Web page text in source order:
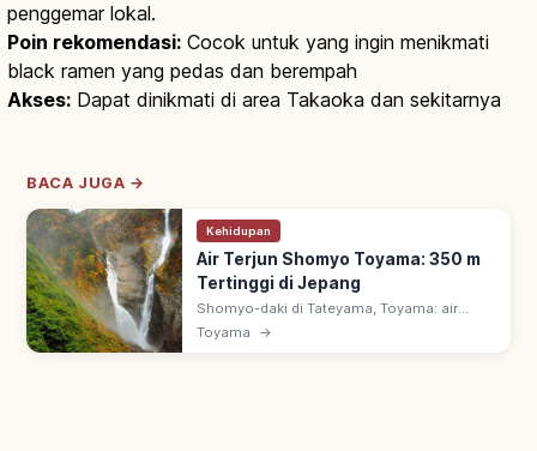
penggemar lokal.
Poin rekomendasi: Cocok untuk yang ingin menikmati
black ramen yang pedas dan berempah
Akses: Dapat dinikmati di area Takaoka dan sekitarnya
BACA JUGA →
Kehidupan
Air Terjun Shomyo Toyama: 350 m
Tertinggi di Jepang
Shomyo-daki di Tateyama, Toyama: air
terjun raksasa 350 m, tertinggi di Jepang.
Tempat pemandangan indah & monumen
Toyama →